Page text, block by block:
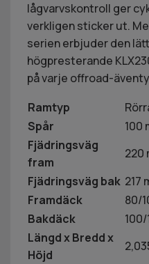
lågvarvskontroll ger
verkligen sticker ut.
serien erbjuder den
högpresterande
på varje offroad-
Ramtyp
Spår
100
Fjädringsväg
fram
220
Fjädringsväg bak 217
Framdäck
80/
Bakdäck
Längd x Bredd x
Höjd